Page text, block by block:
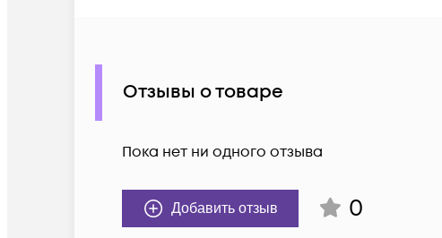
Отзывы о товаре
Пока нет ни одного отзыва
Добавить отзыв 0